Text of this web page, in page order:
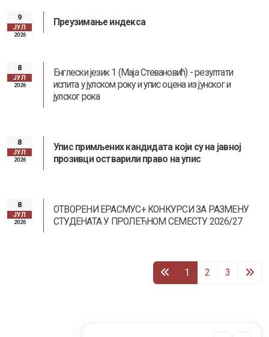
9
ЈУЛ
2026
Преузимање индекса
8
ЈУЛ
2026
Енглески језик 1 (Маја Стевановић) - резултати
испита у јулском року и упис оцена из јунског и
јулског рока
8
ЈУЛ
2026
Упис примљених кандидата који су на јавној
прозивци остварили право на упис
8
ЈУЛ
2026
ОТВОРЕНИ ЕРАСМУС+ КОНКУРСИ ЗА РАЗМЕНУ
СТУДЕНАТА У ПРОЛЕЋНОМ СЕМЕСТУ 2026/27
1 2 3
Заштита од сексуалног узнемиравања и уцењивања